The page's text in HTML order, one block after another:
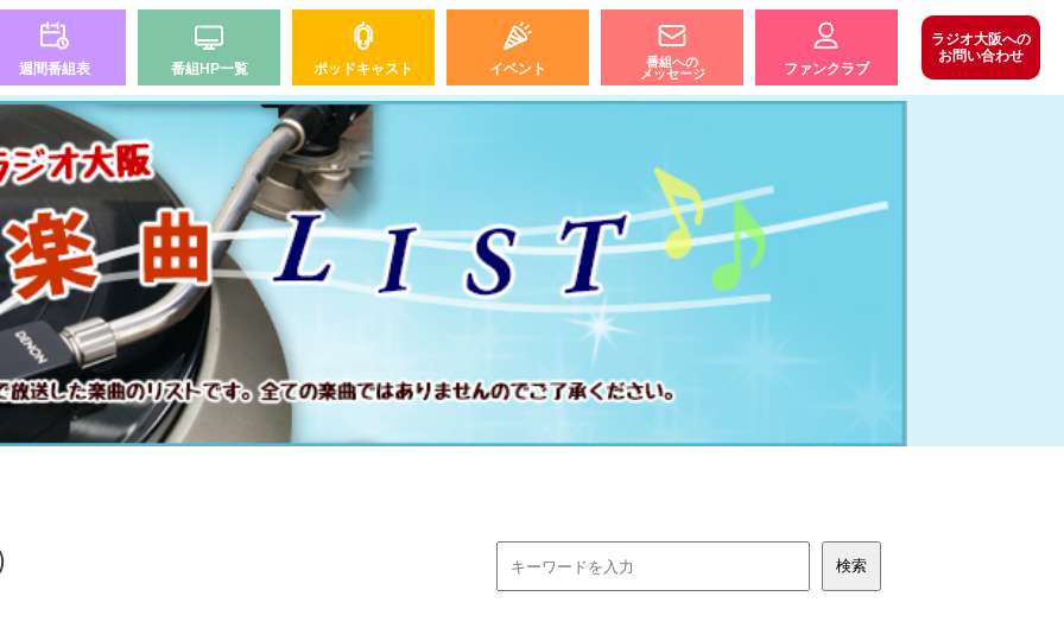
週間番組表 番組HP一覧 ポッドキャスト イベント
番組への
メッセージ
ファンクラブ
ラジオ大阪への
お問い合わせ